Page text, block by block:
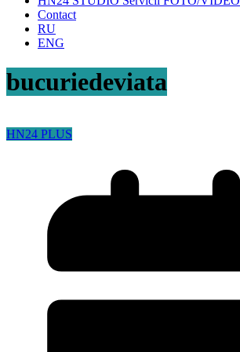
Contact
RU
ENG
bucuriedeviata
HN24 PLUS